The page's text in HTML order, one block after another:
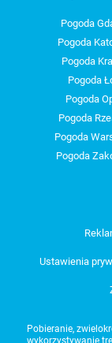
Pogoda
Pogoda
Pogoda
Pogoda
Pogoda
Pogoda
Pogoda
Pogoda
Ustawienia
Pobieranie,
wykorzystywanie